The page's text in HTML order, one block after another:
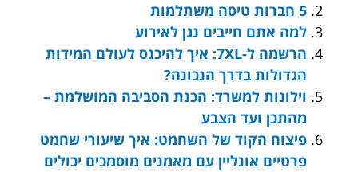
5 חברות טיסה משתלמות
למה אתם חייבים נגן לאירוע
הרשמה ל-7XL: איך להיכנס לעולם המידות
הגדולות בדרך הנכונה?
וילונות למשרד: הכנת הסביבה המושלמת –
מהתכן ועד הצבע
פיצוח הקוד של השחמט: איך שיעורי שחמט
פרטיים אונליין עם מאמנים מוסמכים יכולים